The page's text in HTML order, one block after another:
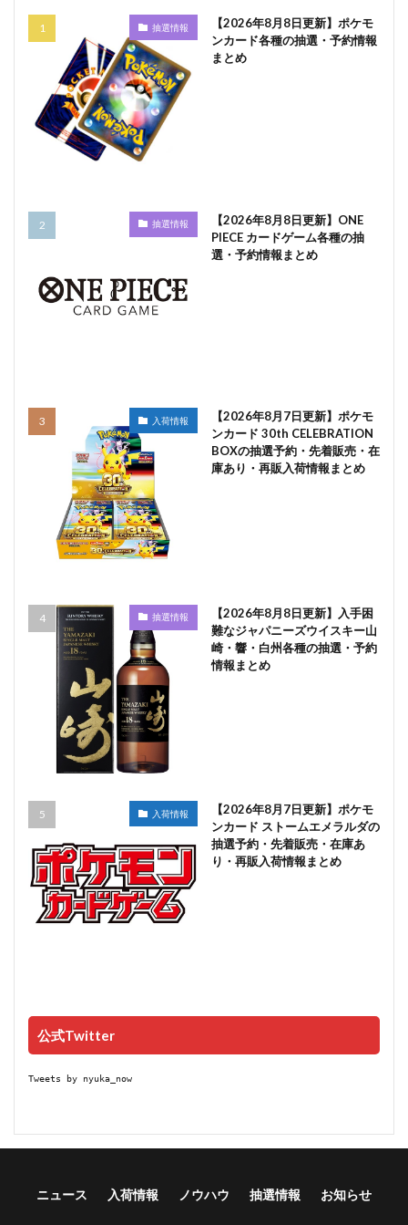
抽選情報
【2026年8月8日更新】ポケモ
ンカード各種の抽選・予約情報
まとめ
抽選情報
【2026年8月8日更新】ONE
PIECE カードゲーム各種の抽
選・予約情報まとめ
入荷情報
【2026年8月7日更新】ポケモ
ンカード 30th CELEBRATION
BOXの抽選予約・先着販売・在
庫あり・再販入荷情報まとめ
抽選情報
【2026年8月8日更新】入手困
難なジャパニーズウイスキー山
崎・響・白州各種の抽選・予約
情報まとめ
入荷情報
【2026年8月7日更新】ポケモ
ンカード ストームエメラルダの
抽選予約・先着販売・在庫あ
り・再販入荷情報まとめ
公式Twitter
Tweets by nyuka_now
ニュース 入荷情報 ノウハウ 抽選情報 お知らせ